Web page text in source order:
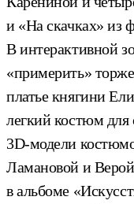
и «На скачках»
В интерактивной
«примерить»
платье княгини
легкий костюм для
3D-модели
Ламановой и
в альбоме